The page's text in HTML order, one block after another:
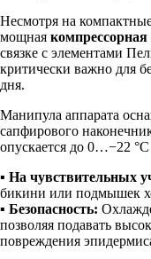
Несмотря на
мощная компрессорная
связке с элементами
критически важно для
дня.
Манипула аппарата
сапфирового
опускается до 0…−22
▪ На чувствительных
бикини или подмышек
▪ Безопасность:
позволяя подавать
повреждения